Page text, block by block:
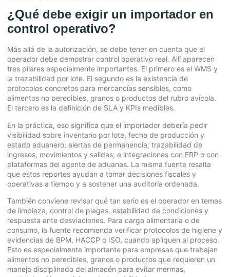
¿Qué debe exigir un importador en
control operativo?
Más allá de la autorización, se debe tener en cuenta que el
operador debe demostrar control operativo real. Allí aparecen
tres pilares especialmente importantes. El primero es el WMS y
la trazabilidad por lote. El segundo es la existencia de
protocolos concretos para mercancías sensibles, como
alimentos no perecibles, granos o productos del rubro avícola.
El tercero es la definición de SLA y KPIs medibles.
En la práctica, eso significa que el importador debería pedir
visibilidad sobre inventario por lote, fecha de producción y
estado aduanero; alertas de permanencia; trazabilidad de
ingresos, movimientos y salidas; e integraciones con ERP o con
plataformas del agente de aduanas. La misma fuente resalta
que estos reportes ayudan a tomar decisiones fiscales y
operativas a tiempo y a sostener una auditoría ordenada.
También conviene revisar qué tan serio es el operador en temas
de limpieza, control de plagas, estabilidad de condiciones y
respuesta ante desviaciones. Para carga alimentaria o de
consumo, la fuente recomienda verificar protocolos de higiene y
evidencias de BPM, HACCP o ISO, cuando apliquen al proceso.
Esto es especialmente importante para empresas que trabajan
alimentos no perecibles, granos o productos que requieren un
manejo disciplinado del almacén para evitar mermas,